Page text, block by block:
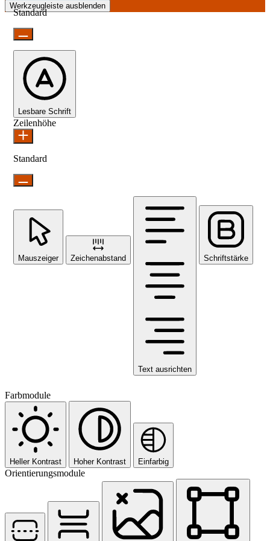
Werkzeugleiste ausblenden
Standard
Lesbare Schrift
Zeilenhöhe
Standard
Mauszeiger Zeichenabstand
Text ausrichten
Schriftstärke
Farbmodule
Heller Kontrast Hoher Kontrast Einfarbig
Orientierungsmodule